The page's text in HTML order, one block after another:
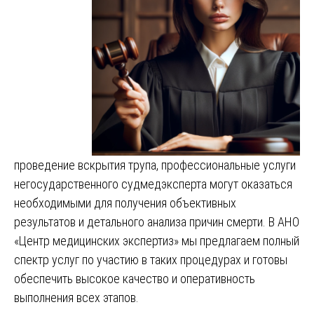
проведение вскрытия трупа, профессиональные услуги
негосударственного судмедэксперта могут оказаться
необходимыми для получения объективных
результатов и детального анализа причин смерти. В АНО
«Центр медицинских экспертиз» мы предлагаем полный
спектр услуг по участию в таких процедурах и готовы
обеспечить высокое качество и оперативность
выполнения всех этапов.